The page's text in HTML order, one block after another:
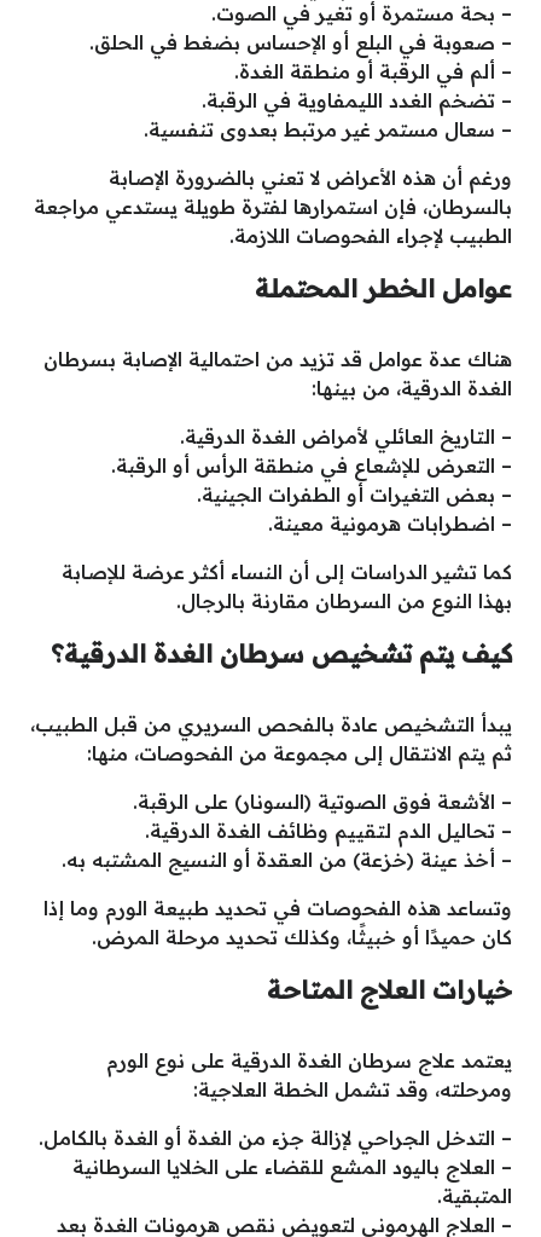
– بحة مستمرة أو تغير في الصوت.
– صعوبة في البلع أو الإحساس بضغط في الحلق.
– ألم في الرقبة أو منطقة الغدة.
– تضخم الغدد الليمفاوية في الرقبة.
– سعال مستمر غير مرتبط بعدوى تنفسية.
ورغم أن هذه الأعراض لا تعني بالضرورة الإصابة
بالسرطان، فإن استمرارها لفترة طويلة يستدعي مراجعة
الطبيب لإجراء الفحوصات اللازمة.
عوامل الخطر المحتملة
هناك عدة عوامل قد تزيد من احتمالية الإصابة بسرطان
الغدة الدرقية، من بينها:
– التاريخ العائلي لأمراض الغدة الدرقية.
– التعرض للإشعاع في منطقة الرأس أو الرقبة.
– بعض التغيرات أو الطفرات الجينية.
– اضطرابات هرمونية معينة.
كما تشير الدراسات إلى أن النساء أكثر عرضة للإصابة
بهذا النوع من السرطان مقارنة بالرجال.
كيف يتم تشخيص سرطان الغدة الدرقية؟
يبدأ التشخيص عادة بالفحص السريري من قبل الطبيب،
ثم يتم الانتقال إلى مجموعة من الفحوصات، منها:
– الأشعة فوق الصوتية (السونار) على الرقبة.
– تحاليل الدم لتقييم وظائف الغدة الدرقية.
– أخذ عينة (خزعة) من العقدة أو النسيج المشتبه به.
وتساعد هذه الفحوصات في تحديد طبيعة الورم وما إذا
كان حميدًا أو خبيثًا، وكذلك تحديد مرحلة المرض.
خيارات العلاج المتاحة
يعتمد علاج سرطان الغدة الدرقية على نوع الورم
ومرحلته، وقد تشمل الخطة العلاجية:
– التدخل الجراحي لإزالة جزء من الغدة أو الغدة بالكامل.
– العلاج باليود المشع للقضاء على الخلايا السرطانية
المتبقية.
– العلاج الهرموني لتعويض نقص هرمونات الغدة بعد